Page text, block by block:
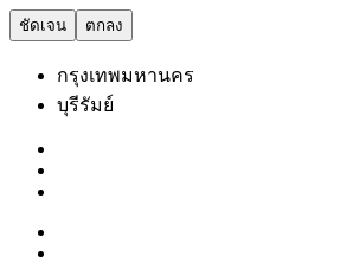
ชัดเจน ตกลง
กรุงเทพมหานคร
บุรีรัมย์